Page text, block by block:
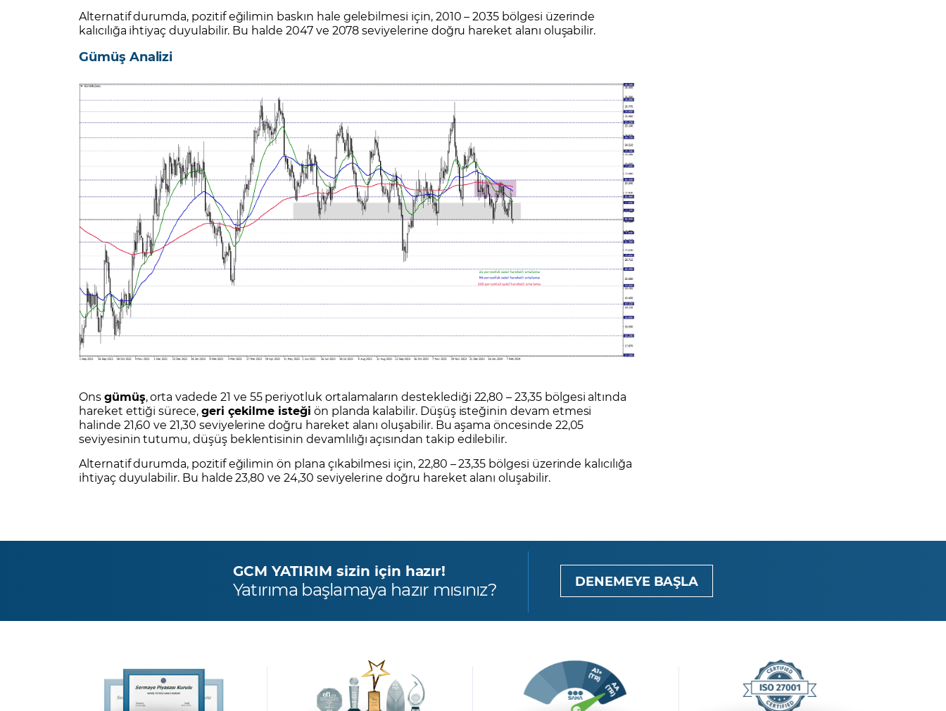
Alternatif durumda, pozitif eğilimin baskın hale gelebilmesi için, 2010 – 2035 bölgesi üzerinde
kalıcılığa ihtiyaç duyulabilir. Bu halde 2047 ve 2078 seviyelerine doğru hareket alanı oluşabilir.
Gümüş Analizi
Onsgümüş, orta vadede 21 ve 55 periyotluk ortalamaların desteklediği 22,80 – 23,35 bölgesi altında
hareket ettiği sürece,geri çekilme isteği ön planda kalabilir. Düşüş isteğinin devam etmesi
halinde 21,60 ve 21,30 seviyelerine doğru hareket alanı oluşabilir. Bu aşama öncesinde 22,05
seviyesinin tutumu, düşüş beklentisinin devamlılığı açısından takip edilebilir.
Alternatif durumda, pozitif eğilimin ön plana çıkabilmesi için, 22,80 – 23,35 bölgesi üzerinde kalıcılığa
ihtiyaç duyulabilir. Bu halde 23,80 ve 24,30 seviyelerine doğru hareket alanı oluşabilir.
GCM YATIRIM sizin için hazır!
Yatırıma başlamaya hazır mısınız? DENEMEYE BAŞLA